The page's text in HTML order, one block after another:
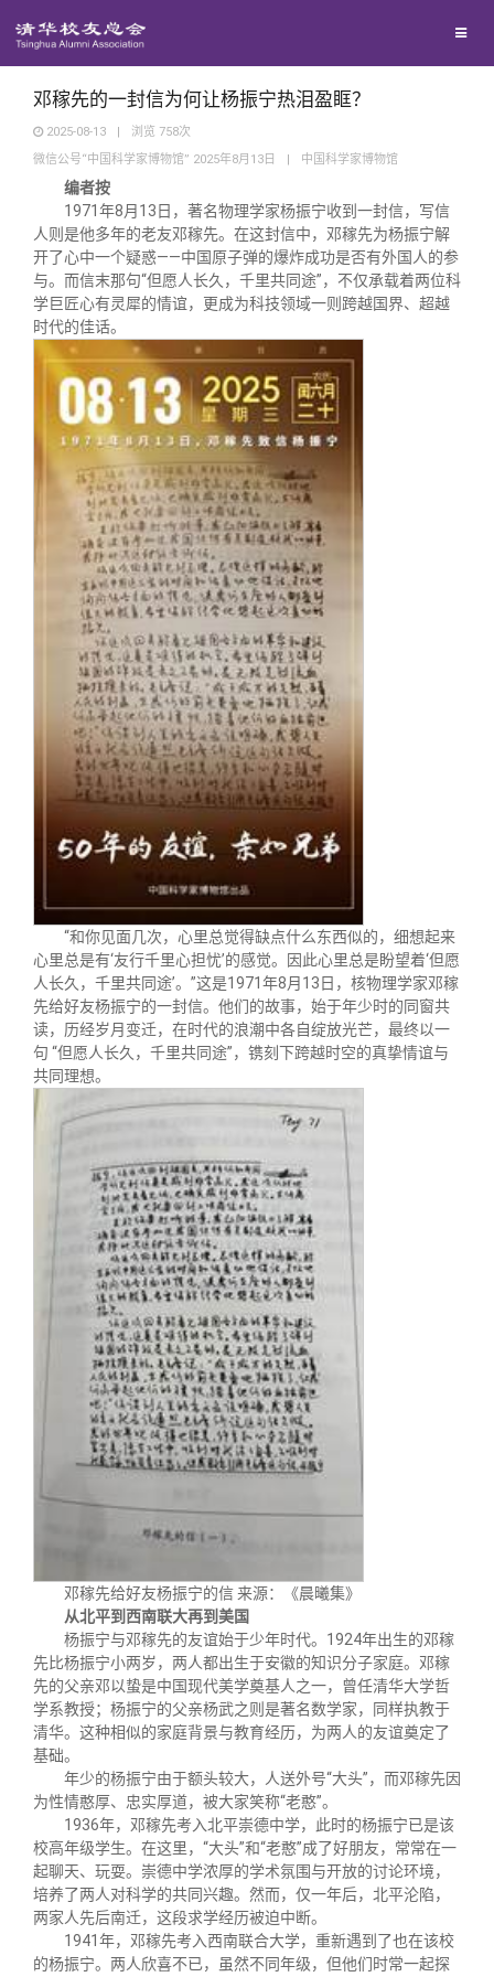
西南联大校友会
义工计划
新媒体平台
青春风采
校友文苑
校友讲坛
校友视界
校友服务
终身学习
信息化服务
三创大赛
实用信息
校友总会
总会简介
会长致辞
总会章程
理事会名单
制度法规
联系我们
关闭
邓稼先的一封信为何让杨振宁热泪盈眶？
2025-08-13 | 浏览 758次
微信公号“中国科学家博物馆” 2025年8月13日
| 中国科学家博物馆
编者按
1971年8月13日，著名物理学家杨振宁收到一封信，写信
人则是他多年的老友邓稼先。在这封信中，邓稼先为杨振宁解
开了心中一个疑惑——中国原子弹的爆炸成功是否有外国人的参
与。而信末那句“但愿人长久，千里共同途”，不仅承载着两位科
学巨匠心有灵犀的情谊，更成为科技领域一则跨越国界、超越
时代的佳话。
“和你见面几次，心里总觉得缺点什么东西似的，细想起来
心里总是有‘友行千里心担忧’的感觉。因此心里总是盼望着‘但愿
人长久，千里共同途’。”这是1971年8月13日，核物理学家邓稼
先给好友杨振宁的一封信。他们的故事，始于年少时的同窗共
读，历经岁月变迁，在时代的浪潮中各自绽放光芒，最终以一
句 “但愿人长久，千里共同途”，镌刻下跨越时空的真挚情谊与
共同理想。
邓稼先给好友杨振宁的信 来源：《晨曦集》
从北平到西南联大再到美国
杨振宁与邓稼先的友谊始于少年时代。1924年出生的邓稼
先比杨振宁小两岁，两人都出生于安徽的知识分子家庭。邓稼
先的父亲邓以蛰是中国现代美学奠基人之一，曾任清华大学哲
学系教授；杨振宁的父亲杨武之则是著名数学家，同样执教于
清华。这种相似的家庭背景与教育经历，为两人的友谊奠定了
基础。
年少的杨振宁由于额头较大，人送外号“大头”，而邓稼先因
为性情憨厚、忠实厚道，被大家笑称“老憨”。
1936年，邓稼先考入北平崇德中学，此时的杨振宁已是该
校高年级学生。在这里，“大头”和“老憨”成了好朋友，常常在一
起聊天、玩耍。崇德中学浓厚的学术氛围与开放的讨论环境，
培养了两人对科学的共同兴趣。然而，仅一年后，北平沦陷，
两家人先后南迁，这段求学经历被迫中断。
1941年，邓稼先考入西南联合大学，重新遇到了也在该校
的杨振宁。两人欣喜不已，虽然不同年级，但他们时常一起探